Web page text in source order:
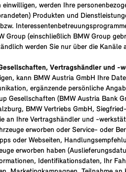
werden Ihre
Produkten und
Group (einschließlich BMW Group
werden Sie nur über die Kanäle
Vertragshändler und -
kann BMW Austria GmbH Ihre
ergänzende persönliche
Gesellschaften (BMW Austria Bank
BMW Vertriebs GmbH,
an Ihre Vertragshändler und -
erworben oder Service- oder
oder Webseiten,
erworben haben
Identifikationsdaten, Ihr